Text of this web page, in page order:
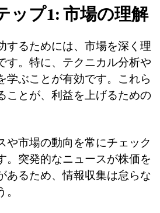
ップ1: 市場の理解
するためには、市場を深く理
す。特に、テクニカル分析や
学ぶことが有効です。これら
ことが、利益を上げるための
や市場の動向を常にチェック
。突発的なニュースが株価を
あるため、情報収集は怠らな